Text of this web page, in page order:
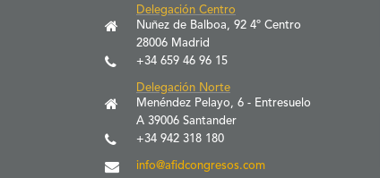
Delegación Centro
Nuñez de Balboa, 92 4º Centro
28006 Madrid
+34 659 46 96 15
Delegación Norte
Menéndez Pelayo, 6 - Entresuelo
A 39006 Santander
+34 942 318 180
info@afidcongresos.com